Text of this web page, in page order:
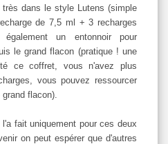
dans le style Lutens (simple
de 7,5 ml + 3 recharges
un entonnoir pour
le grand flacon (pratique ! une
ce coffret, vous n'avez plus
vous pouvez ressourcer
flacon).
fait uniquement pour ces deux
on peut espérer que d'autres